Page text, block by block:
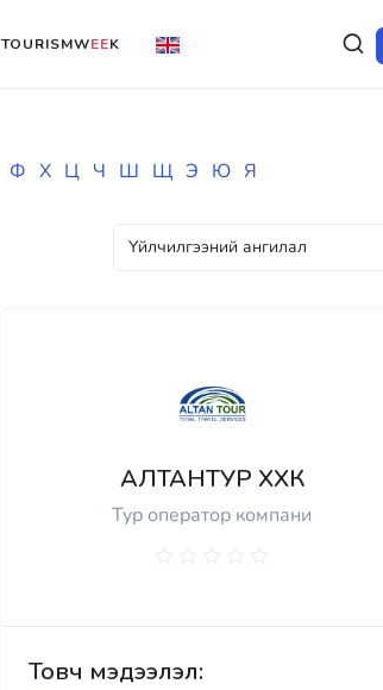
TOURISMWEEK
Ф Х Ц Ч Ш Щ Э Ю Я
АЛТАНТУР ХХК
Тур оператор компани
Товч мэдээлэл: